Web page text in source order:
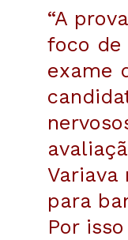
“A
foco de
exame
Variava
para
Por